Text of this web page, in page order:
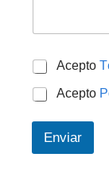
e
l
u
* Acepto
Acepto
Enviar